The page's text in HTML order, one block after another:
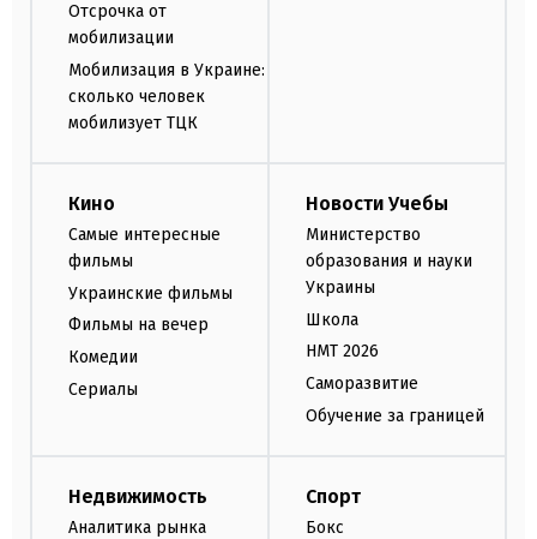
Отсрочка от
мобилизации
Мобилизация в Украине:
сколько человек
мобилизует ТЦК
Кино
Самые интересные
фильмы
Украинские фильмы
Фильмы на вечер
Комедии
Сериалы
Новости Учебы
Министерство
образования и науки
Украины
Школа
НМТ 2026
Саморазвитие
Обучение за границей
Недвижимость
Аналитика рынка
Спорт
Бокс